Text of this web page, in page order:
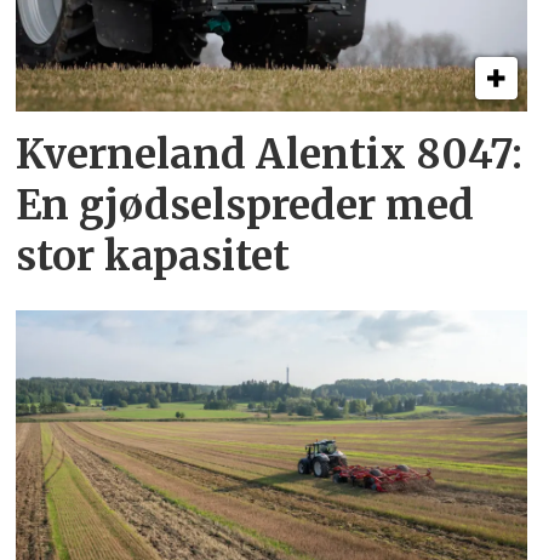
Kverneland Alentix 8047:
En gjødsel­spreder med
stor kapasitet